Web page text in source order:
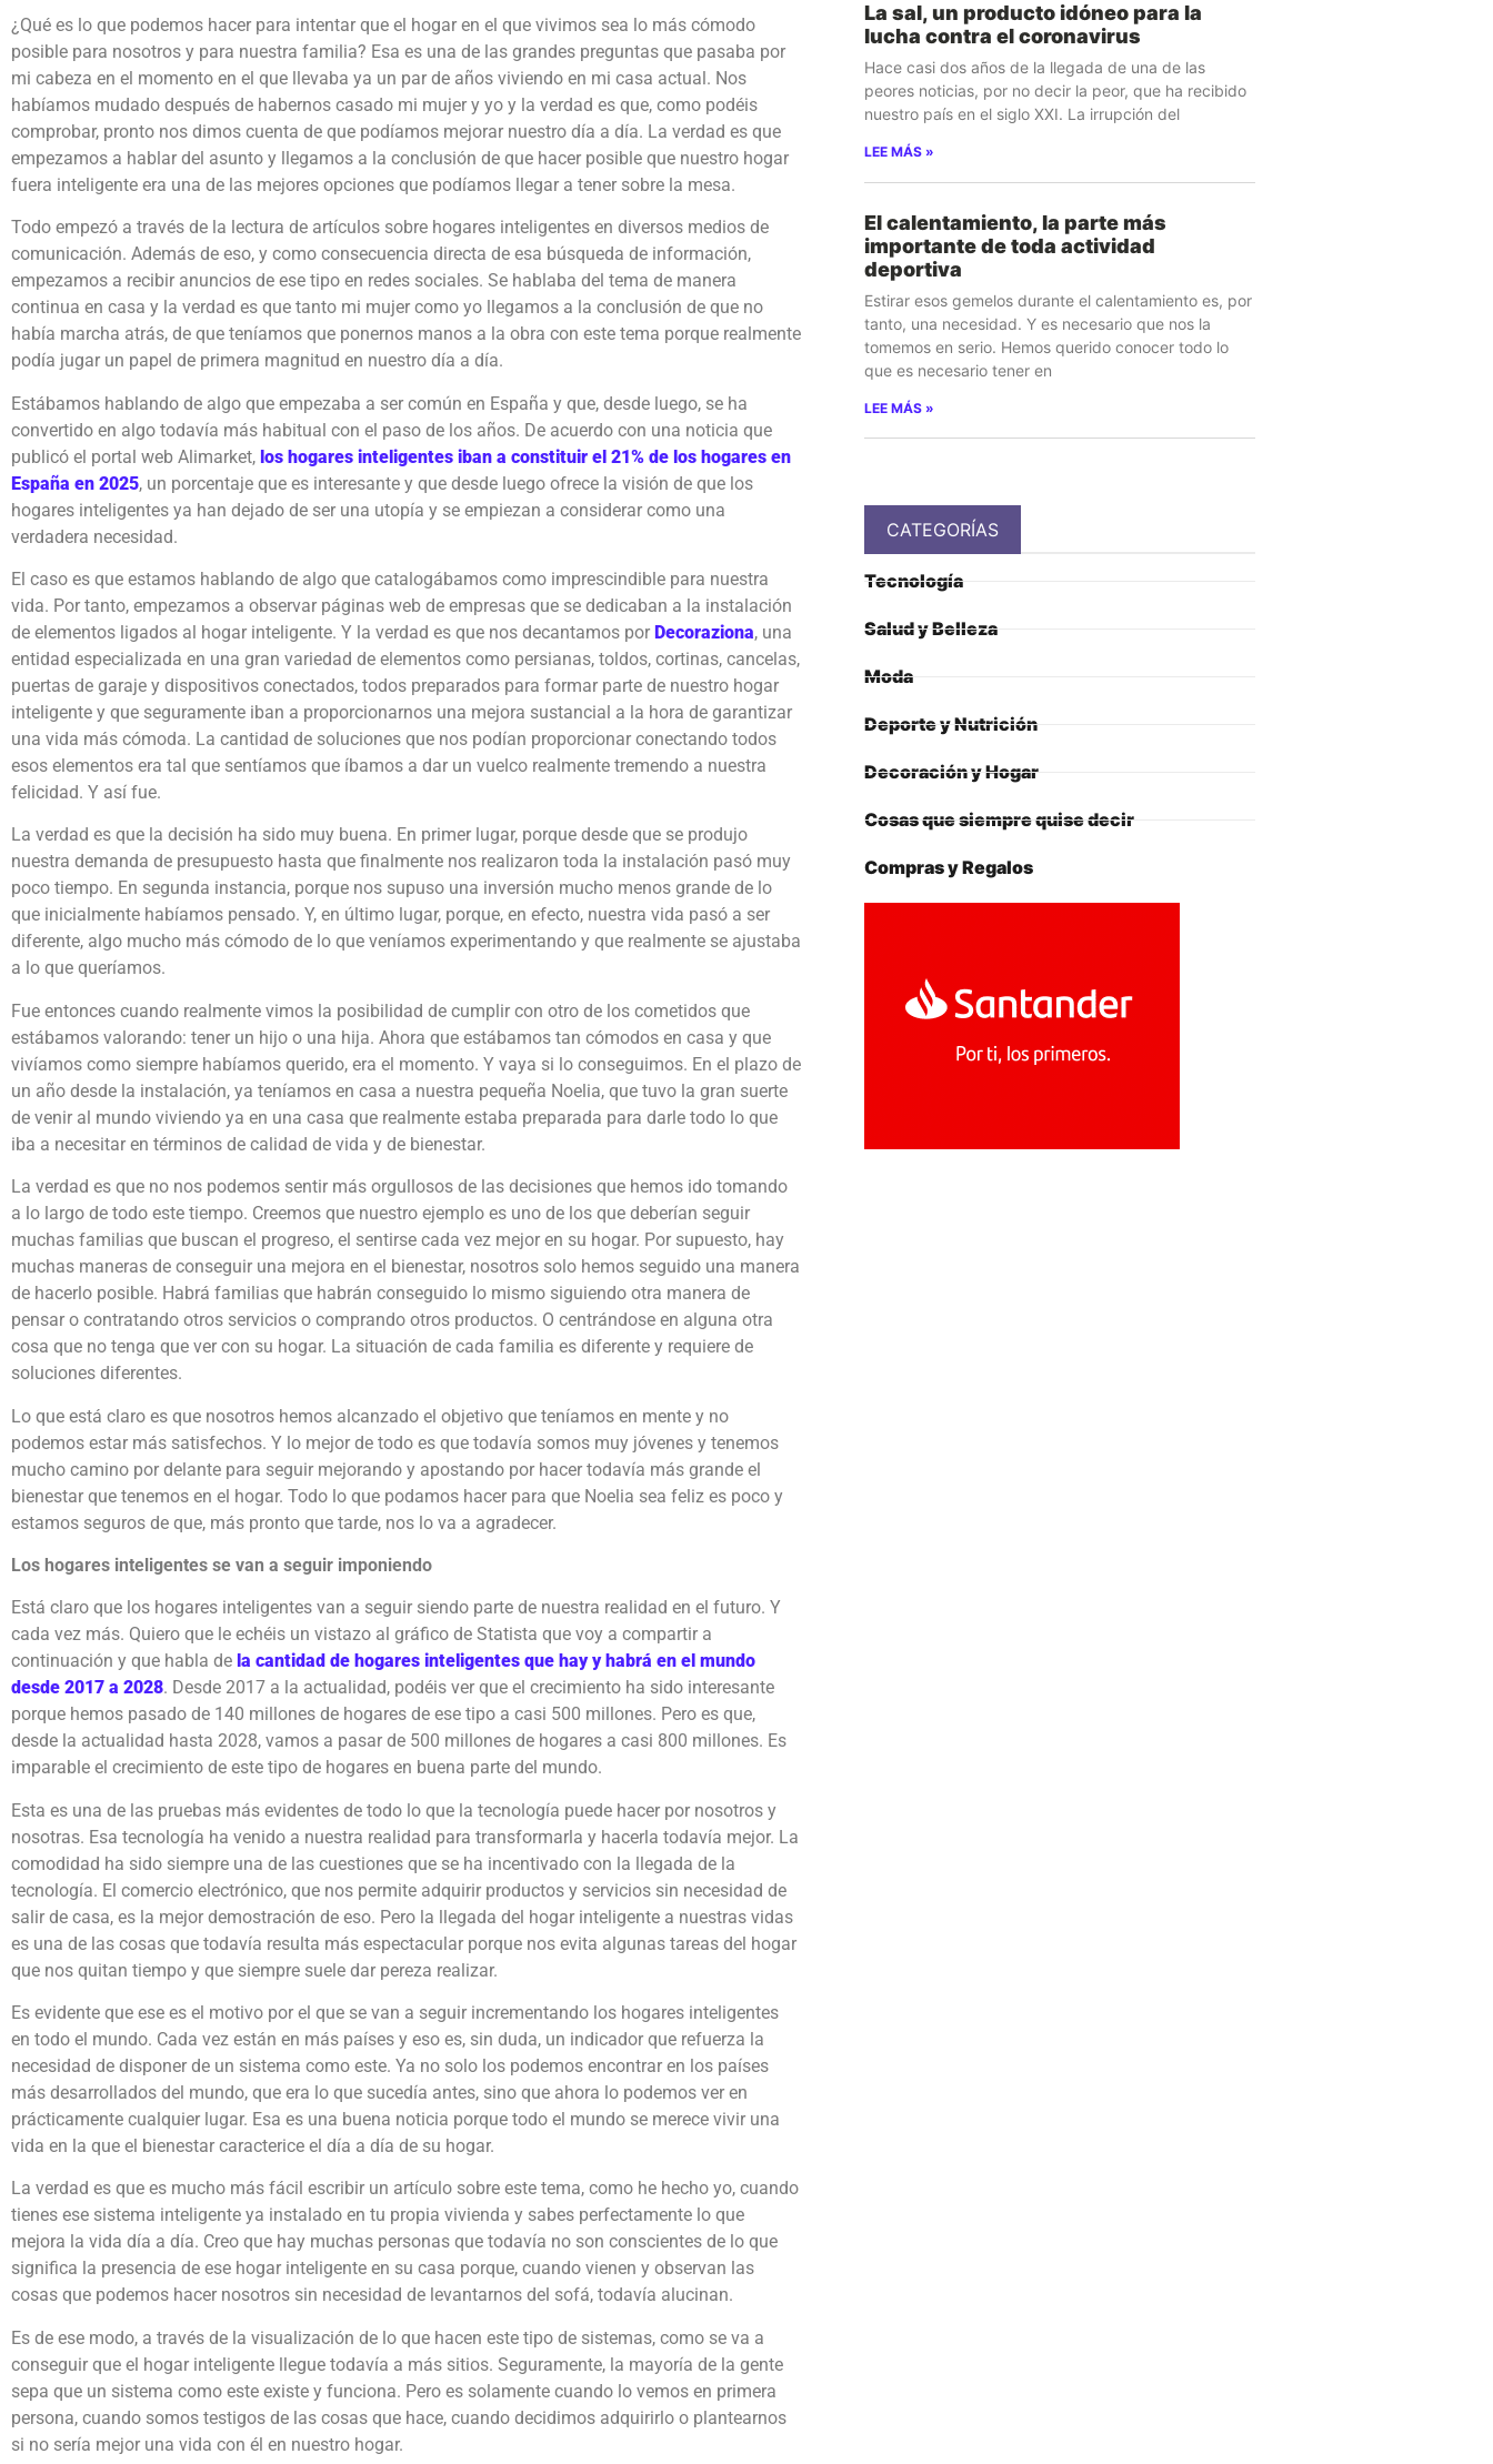
¿Qué es lo que podemos hacer para intentar que el hogar en el que vivimos sea lo más cómodo
posible para nosotros y para nuestra familia? Esa es una de las grandes preguntas que pasaba por
mi cabeza en el momento en el que llevaba ya un par de años viviendo en mi casa actual. Nos
habíamos mudado después de habernos casado mi mujer y yo y la verdad es que, como podéis
comprobar, pronto nos dimos cuenta de que podíamos mejorar nuestro día a día. La verdad es que
empezamos a hablar del asunto y llegamos a la conclusión de que hacer posible que nuestro hogar
fuera inteligente era una de las mejores opciones que podíamos llegar a tener sobre la mesa.
Todo empezó a través de la lectura de artículos sobre hogares inteligentes en diversos medios de
comunicación. Además de eso, y como consecuencia directa de esa búsqueda de información,
empezamos a recibir anuncios de ese tipo en redes sociales. Se hablaba del tema de manera
continua en casa y la verdad es que tanto mi mujer como yo llegamos a la conclusión de que no
había marcha atrás, de que teníamos que ponernos manos a la obra con este tema porque realmente
podía jugar un papel de primera magnitud en nuestro día a día.
Estábamos hablando de algo que empezaba a ser común en España y que, desde luego, se ha
convertido en algo todavía más habitual con el paso de los años. De acuerdo con una noticia que
publicó el portal web Alimarket, los hogares inteligentes iban a constituir el 21% de los hogares en
España en 2025, un porcentaje que es interesante y que desde luego ofrece la visión de que los
hogares inteligentes ya han dejado de ser una utopía y se empiezan a considerar como una
verdadera necesidad.
El caso es que estamos hablando de algo que catalogábamos como imprescindible para nuestra
vida. Por tanto, empezamos a observar páginas web de empresas que se dedicaban a la instalación
de elementos ligados al hogar inteligente. Y la verdad es que nos decantamos por Decoraziona, una
entidad especializada en una gran variedad de elementos como persianas, toldos, cortinas, cancelas,
puertas de garaje y dispositivos conectados, todos preparados para formar parte de nuestro hogar
inteligente y que seguramente iban a proporcionarnos una mejora sustancial a la hora de garantizar
una vida más cómoda. La cantidad de soluciones que nos podían proporcionar conectando todos
esos elementos era tal que sentíamos que íbamos a dar un vuelco realmente tremendo a nuestra
felicidad. Y así fue.
La verdad es que la decisión ha sido muy buena. En primer lugar, porque desde que se produjo
nuestra demanda de presupuesto hasta que finalmente nos realizaron toda la instalación pasó muy
poco tiempo. En segunda instancia, porque nos supuso una inversión mucho menos grande de lo
que inicialmente habíamos pensado. Y, en último lugar, porque, en efecto, nuestra vida pasó a ser
diferente, algo mucho más cómodo de lo que veníamos experimentando y que realmente se ajustaba
a lo que queríamos.
Fue entonces cuando realmente vimos la posibilidad de cumplir con otro de los cometidos que
estábamos valorando: tener un hijo o una hija. Ahora que estábamos tan cómodos en casa y que
vivíamos como siempre habíamos querido, era el momento. Y vaya si lo conseguimos. En el plazo de
un año desde la instalación, ya teníamos en casa a nuestra pequeña Noelia, que tuvo la gran suerte
de venir al mundo viviendo ya en una casa que realmente estaba preparada para darle todo lo que
iba a necesitar en términos de calidad de vida y de bienestar.
La verdad es que no nos podemos sentir más orgullosos de las decisiones que hemos ido tomando
a lo largo de todo este tiempo. Creemos que nuestro ejemplo es uno de los que deberían seguir
muchas familias que buscan el progreso, el sentirse cada vez mejor en su hogar. Por supuesto, hay
muchas maneras de conseguir una mejora en el bienestar, nosotros solo hemos seguido una manera
de hacerlo posible. Habrá familias que habrán conseguido lo mismo siguiendo otra manera de
pensar o contratando otros servicios o comprando otros productos. O centrándose en alguna otra
cosa que no tenga que ver con su hogar. La situación de cada familia es diferente y requiere de
soluciones diferentes.
Lo que está claro es que nosotros hemos alcanzado el objetivo que teníamos en mente y no
podemos estar más satisfechos. Y lo mejor de todo es que todavía somos muy jóvenes y tenemos
mucho camino por delante para seguir mejorando y apostando por hacer todavía más grande el
bienestar que tenemos en el hogar. Todo lo que podamos hacer para que Noelia sea feliz es poco y
estamos seguros de que, más pronto que tarde, nos lo va a agradecer.
Los hogares inteligentes se van a seguir imponiendo
Está claro que los hogares inteligentes van a seguir siendo parte de nuestra realidad en el futuro. Y
cada vez más. Quiero que le echéis un vistazo al gráfico de Statista que voy a compartir a
continuación y que habla de la cantidad de hogares inteligentes que hay y habrá en el mundo
desde 2017 a 2028. Desde 2017 a la actualidad, podéis ver que el crecimiento ha sido interesante
porque hemos pasado de 140 millones de hogares de ese tipo a casi 500 millones. Pero es que,
desde la actualidad hasta 2028, vamos a pasar de 500 millones de hogares a casi 800 millones. Es
imparable el crecimiento de este tipo de hogares en buena parte del mundo.
Esta es una de las pruebas más evidentes de todo lo que la tecnología puede hacer por nosotros y
nosotras. Esa tecnología ha venido a nuestra realidad para transformarla y hacerla todavía mejor. La
comodidad ha sido siempre una de las cuestiones que se ha incentivado con la llegada de la
tecnología. El comercio electrónico, que nos permite adquirir productos y servicios sin necesidad de
salir de casa, es la mejor demostración de eso. Pero la llegada del hogar inteligente a nuestras vidas
es una de las cosas que todavía resulta más espectacular porque nos evita algunas tareas del hogar
que nos quitan tiempo y que siempre suele dar pereza realizar.
Es evidente que ese es el motivo por el que se van a seguir incrementando los hogares inteligentes
en todo el mundo. Cada vez están en más países y eso es, sin duda, un indicador que refuerza la
necesidad de disponer de un sistema como este. Ya no solo los podemos encontrar en los países
más desarrollados del mundo, que era lo que sucedía antes, sino que ahora lo podemos ver en
prácticamente cualquier lugar. Esa es una buena noticia porque todo el mundo se merece vivir una
vida en la que el bienestar caracterice el día a día de su hogar.
La verdad es que es mucho más fácil escribir un artículo sobre este tema, como he hecho yo, cuando
tienes ese sistema inteligente ya instalado en tu propia vivienda y sabes perfectamente lo que
mejora la vida día a día. Creo que hay muchas personas que todavía no son conscientes de lo que
significa la presencia de ese hogar inteligente en su casa porque, cuando vienen y observan las
cosas que podemos hacer nosotros sin necesidad de levantarnos del sofá, todavía alucinan.
Es de ese modo, a través de la visualización de lo que hacen este tipo de sistemas, como se va a
conseguir que el hogar inteligente llegue todavía a más sitios. Seguramente, la mayoría de la gente
sepa que un sistema como este existe y funciona. Pero es solamente cuando lo vemos en primera
persona, cuando somos testigos de las cosas que hace, cuando decidimos adquirirlo o plantearnos
si no sería mejor una vida con él en nuestro hogar.
La sal, un producto idóneo para la
lucha contra el coronavirus
Hace casi dos años de la llegada de una de las
peores noticias, por no decir la peor, que ha recibido
nuestro país en el siglo XXI. La irrupción del
LEE MÁS »
El calentamiento, la parte más
importante de toda actividad
deportiva
Estirar esos gemelos durante el calentamiento es, por
tanto, una necesidad. Y es necesario que nos la
tomemos en serio. Hemos querido conocer todo lo
que es necesario tener en
LEE MÁS »
CATEGORÍAS
Tecnología
Salud y Belleza
Moda
Deporte y Nutrición
Decoración y Hogar
Cosas que siempre quise decir
Compras y Regalos